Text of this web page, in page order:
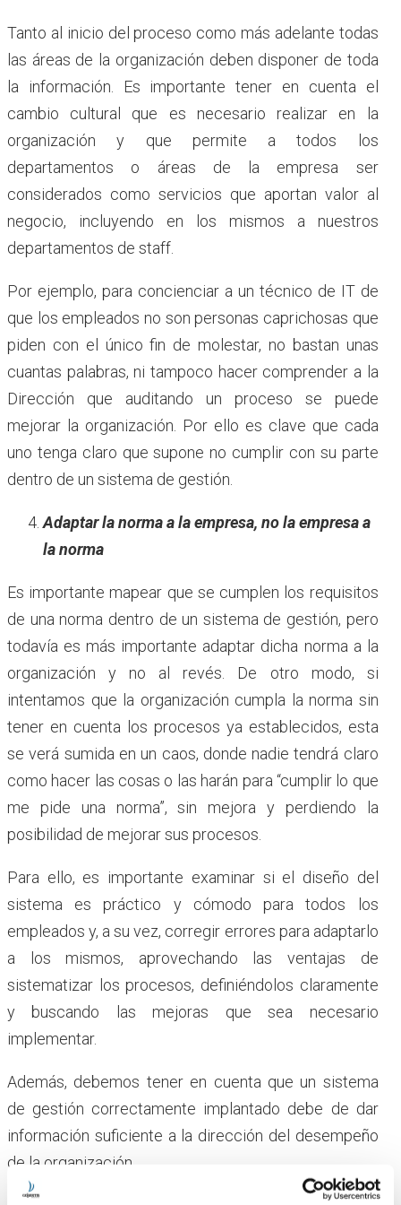
Tanto al inicio del proceso como más adelante todas
las áreas de la organización deben disponer de toda
la información. Es importante tener en cuenta el
cambio cultural que es necesario realizar en la
organización y que permite a todos los
departamentos o áreas de la empresa ser
considerados como servicios que aportan valor al
negocio, incluyendo en los mismos a nuestros
departamentos de staff.
Por ejemplo, para concienciar a un técnico de IT de
que los empleados no son personas caprichosas que
piden con el único fin de molestar, no bastan unas
cuantas palabras, ni tampoco hacer comprender a la
Dirección que auditando un proceso se puede
mejorar la organización. Por ello es clave que cada
uno tenga claro que supone no cumplir con su parte
dentro de un sistema de gestión.
Adaptar la norma a la empresa, no la empresa a
la norma
Es importante mapear que se cumplen los requisitos
de una norma dentro de un sistema de gestión, pero
todavía es más importante adaptar dicha norma a la
organización y no al revés. De otro modo, si
intentamos que la organización cumpla la norma sin
tener en cuenta los procesos ya establecidos, esta
se verá sumida en un caos, donde nadie tendrá claro
como hacer las cosas o las harán para “cumplir lo que
me pide una norma”, sin mejora y perdiendo la
posibilidad de mejorar sus procesos.
Para ello, es importante examinar si el diseño del
sistema es práctico y cómodo para todos los
empleados y, a su vez, corregir errores para adaptarlo
a los mismos, aprovechando las ventajas de
sistematizar los procesos, definiéndolos claramente
y buscando las mejoras que sea necesario
implementar.
Además, debemos tener en cuenta que un sistema
de gestión correctamente implantado debe de dar
información suficiente a la dirección del desempeño
de la organización.